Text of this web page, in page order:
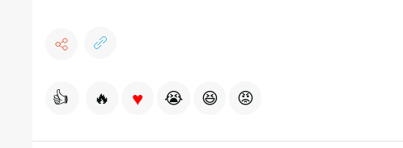
👍 🔥 ♥ 😭 😆 😡